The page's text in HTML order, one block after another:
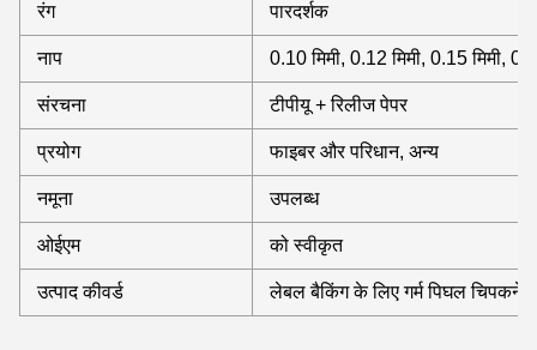
रंग पारदर्शक
नाप 0.10 मिमी, 0.12 मिमी, 0.15 मिमी,
संरचना टीपीयू + रिलीज पेपर
प्रयोग फाइबर और परिधान, अन्य
नमूना उपलब्ध
ओईएम को स्वीकृत
उत्पाद कीवर्ड लेबल बैकिंग के लिए गर्म पिघल चिपकने